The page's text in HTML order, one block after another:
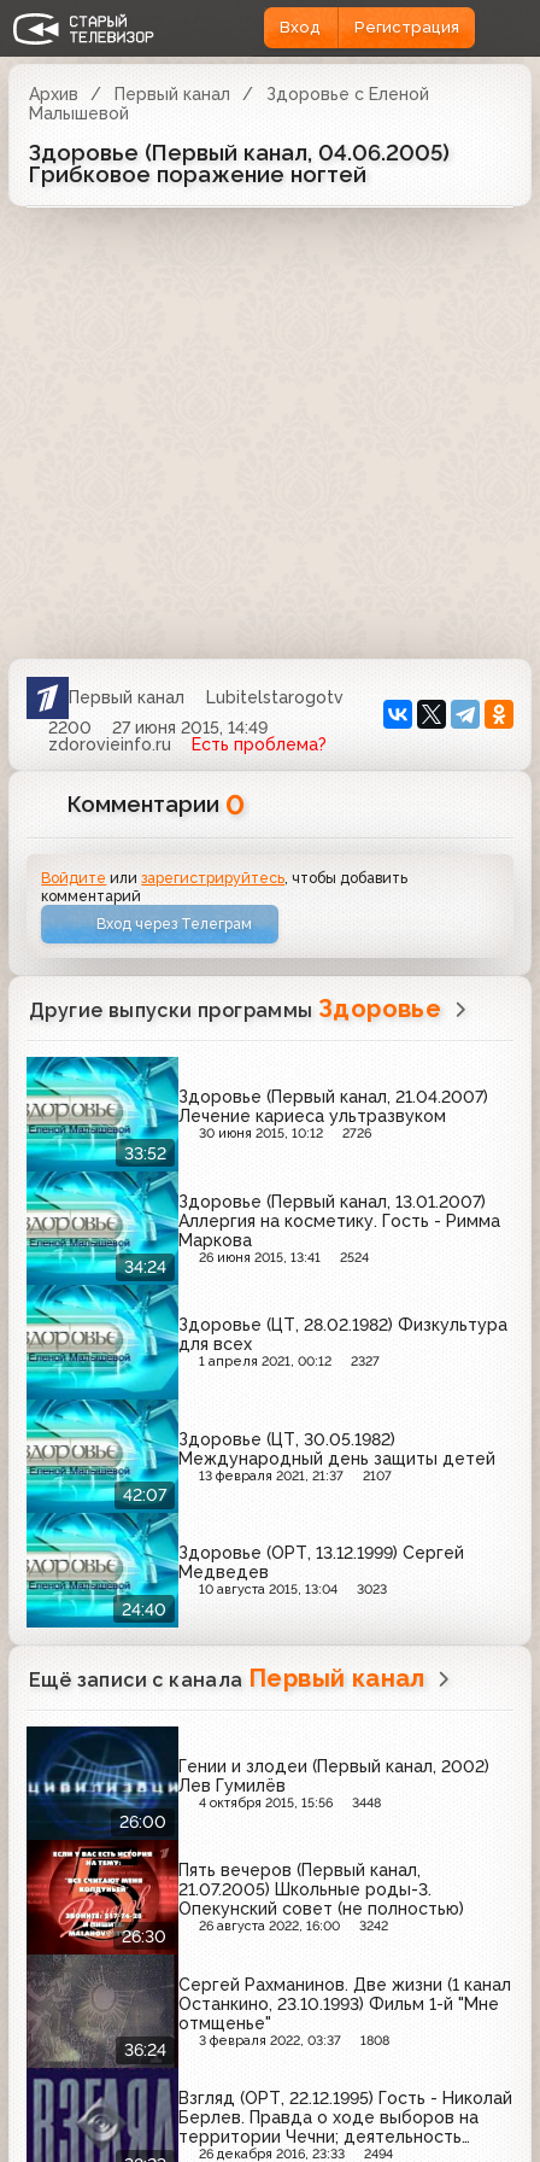
Вход Регистрация
Архив Первый канал
Здоровье с Еленой
Малышевой
Здоровье (Первый канал, 04.06.2005)
Грибковое поражение ногтей
Первый канал
Lubitelstarogotv
2200
27 июня 2015, 14:49
zdorovieinfo.ru
Есть проблема?
Комментарии 0
Войдите илизарегистрируйтесь , чтобы добавить
комментарий
Вход через Телеграм
Другие выпуски программы Здоровье
33:52
Здоровье (Первый канал, 21.04.2007)
Лечение кариеса ультразвуком
30 июня 2015, 10:12 2726
34:24
Здоровье (Первый канал, 13.01.2007)
Аллергия на косметику. Гость - Римма
Маркова
26 июня 2015, 13:41 2524
Здоровье (ЦТ, 28.02.1982) Физкультура
для всех
1 апреля 2021, 00:12 2327
42:07
Здоровье (ЦТ, 30.05.1982)
Международный день защиты детей
13 февраля 2021, 21:37 2107
24:40
Здоровье (ОРТ, 13.12.1999) Сергей
Медведев
10 августа 2015, 13:04 3023
Ещё записи с канала Первый канал
26:00
Гении и злодеи (Первый канал, 2002)
Лев Гумилёв
4 октября 2015, 15:56 3448
26:30
Пять вечеров (Первый канал,
21.07.2005) Школьные роды-3.
Опекунский совет (не полностью)
26 августа 2022, 16:00 3242
36:24
Сергей Рахманинов. Две жизни (1 канал
Останкино, 23.10.1993) Фильм 1-й "Мне
отмщенье"
3 февраля 2022, 03:37 1808
Взгляд (ОРТ, 22.12.1995) Гость - Николай
Берлев. Правда о ходе выборов на
территории Чечни; деятельность
"Альфы" в Афганистане и Чечне
26 декабря 2016, 23:33 2494